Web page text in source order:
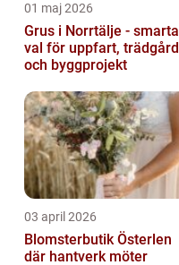
01 maj 2026
Grus i Norrtälje - smarta
val för uppfart, trädgård
och byggprojekt
03 april 2026
Blomsterbutik Österlen
där hantverk möter